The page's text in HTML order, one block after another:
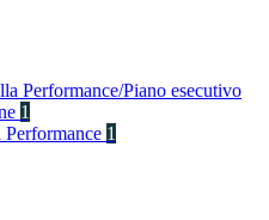
Performance/Piano esecutivo
1
1